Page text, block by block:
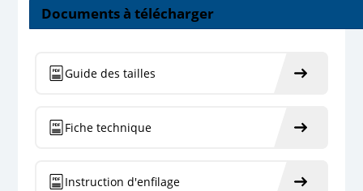
Documents à télécharger
Guide des tailles
Fiche technique
Instruction d'enfilage